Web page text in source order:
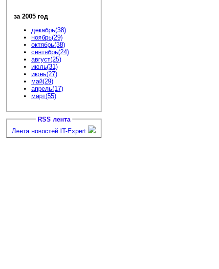
за 2005 год
декабрь(38)
ноябрь(29)
октябрь(38)
сентябрь(24)
август(25)
июль(31)
июнь(27)
май(29)
апрель(17)
март(55)
RSS лента
Лента новостей IT-Expert